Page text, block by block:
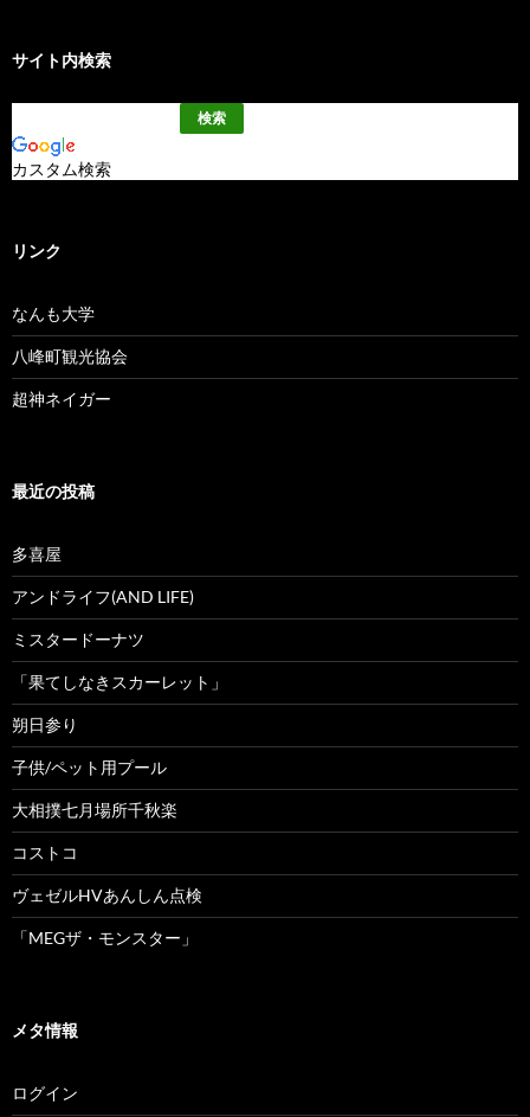
サイト内検索
カスタム検索
リンク
なんも大学
八峰町観光協会
超神ネイガー
最近の投稿
多喜屋
アンドライフ(AND LIFE)
ミスタードーナツ
「果てしなきスカーレット」
朔日参り
子供/ペット用プール
大相撲七月場所千秋楽
コストコ
ヴェゼルHVあんしん点検
「MEGザ・モンスター」
メタ情報
ログイン